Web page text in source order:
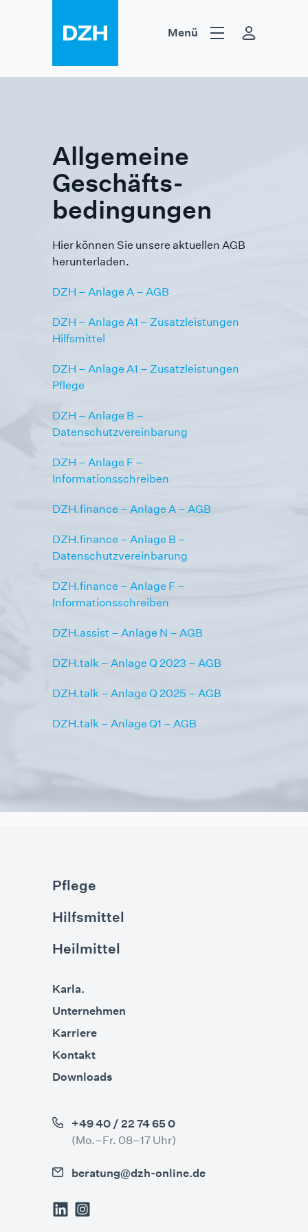
Hilfsmittel Heilmittel
Menü
Allgemeine
Geschäfts­
bedingungen
Hier können Sie unsere aktuellen AGB
herunterladen.
DZH – Anlage A – AGB
DZH – Anlage A1 – Zusatzleistungen
Hilfsmittel
DZH – Anlage A1 – Zusatzleistungen
Pflege
DZH – Anlage B –
Datenschutzvereinbarung
DZH – Anlage F –
Informationsschreiben
DZH.finance – Anlage A – AGB
DZH.finance – Anlage B –
Datenschutzvereinbarung
DZH.finance – Anlage F –
Informationsschreiben
DZH.assist – Anlage N – AGB
DZH.talk – Anlage Q 2023 – AGB
DZH.talk – Anlage Q 2025 – AGB
DZH.talk – Anlage Q1 – AGB
Pflege
Hilfsmittel
Heilmittel
Karla.
Unternehmen
Karriere
Kontakt
Downloads
+49 40 / 22 74 65 0
(Mo.–Fr. 08–17 Uhr)
beratung@dzh-online.de